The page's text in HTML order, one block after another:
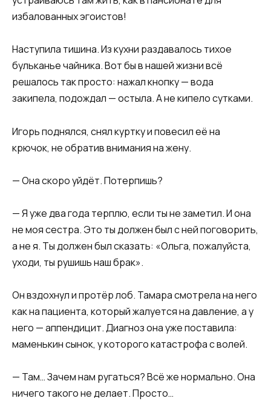
избалованных эгоистов!
Наступила тишина. Из кухни раздавалось тихое
бульканье чайника. Вот бы в нашей жизни всё
решалось так просто: нажал кнопку — вода
закипела, подождал — остыла. А не кипело сутками.
Игорь поднялся, снял куртку и повесил её на
крючок, не обратив внимания на жену.
— Она скоро уйдёт. Потерпишь?
— Я уже два года терплю, если ты не заметил. И она
не моя сестра. Это ты должен был с ней поговорить,
а не я. Ты должен был сказать: «Ольга, пожалуйста,
уходи, ты рушишь наш брак».
Он вздохнул и протёр лоб. Тамара смотрела на него
как на пациента, который жалуется на давление, а у
него — аппендицит. Диагноз она уже поставила:
маменькин сынок, у которого катастрофа с волей.
— Там… Зачем нам ругаться? Всё же нормально. Она
ничего такого не делает. Просто…